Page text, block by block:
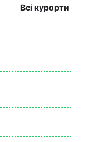
Всі курорти